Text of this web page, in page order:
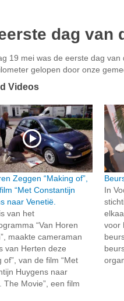
dag van
19 mei was de eerste dag
gelopen door onze
Videos
Zeggen “Making of”,
“Met Constantijn
naar Venetië.
van het
“Van Horen
maakte cameraman
van Herten deze
of”, van de film “Met
Huygens naar
The Movie”, een film
In
voor